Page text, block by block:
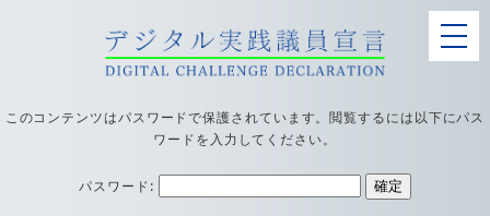
このコンテンツはパスワードで保護されています。閲覧するには以下にパス
ワードを入力してください。
パスワード: